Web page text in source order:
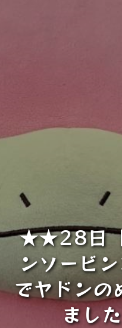
★★28日【
ンソービ
でヤドンの
ました